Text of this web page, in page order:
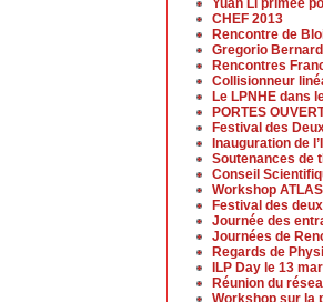
Yuan Li primée
CHEF 2013
Rencontre de
Gregorio
Rencontres
Collisionneur
Le LPNHE dans
PORTES
Festival des
Inauguration de
Soutenances de
Conseil
Workshop
Festival des
Journée des
Journées de
Regards de
ILP Day le 13
Réunion du
Workshop sur la